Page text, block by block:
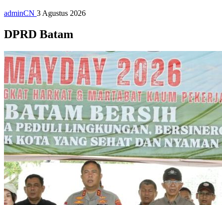
adminCN 3 Agustus 2026
DPRD Batam